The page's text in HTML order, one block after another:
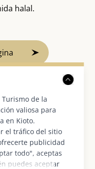
de la
valiosa para
en Kioto.
el tráfico del sitio
publicidad
todo", aceptas
puedes aceptar
halal.
en La Meca) en
verdadero (norte
Es WNW.